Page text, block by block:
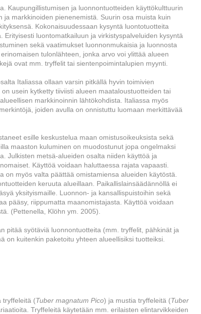
Kaupungillistumisen ja luonnontuotteiden käyttökulttuurin
markkinoiden pienenemistä. Suurin osa muista kuin
Kokonaisuudessaan kysyntä luontotuotteita
luontomatkailuun ja virkistyspalveluiden kysyntä
sekä vaatimukset luonnonmukaisia ja luonnosta
tulonlähteen, jonka arvo voi ylittää alueen
ovat mm. tryffelit tai sientenpoimintalupien myynti.
Italiassa ollaan varsin pitkällä hyvin toimivien
usein kytketty tiiviisti alueen maataloustuotteiden tai
markkinoinnin lähtökohdista. Italiassa myös
joiden avulla on onnistuttu luomaan merkittävää
esille keskustelua maan omistusoikeuksista sekä
maaston kuluminen on muodostunut jopa ongelmaksi
Julkisten metsä-alueiden osalta niiden käyttöä ja
Käyttöä voidaan haluttaessa rajata vapaasti.
myös valta päättää omistamiensa alueiden käytöstä.
keruuta alueillaan. Paikallislainsäädännöllä ei
yksityismaille. Luonnon- ja kansallispuistoihin sekä
pääsy, riippumatta maanomistajasta. Käyttöä voidaan
(Pettenella, Klöhn ym. 2005).
pitää syötäviä luonnontuotteita (mm. tryffelit, pähkinät ja
on kuitenkin paketoitu yhteen alueellisiksi tuotteiksi.
tryffeleitä (Tuber magnatum Pico) ja mustia tryffeleitä (Tuber
Tryffeleitä käytetään mm. erilaisten elintarvikkeiden